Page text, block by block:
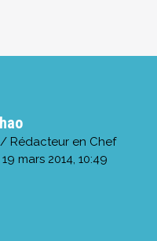
Rédacteur en Chef
mars 2014, 10:49